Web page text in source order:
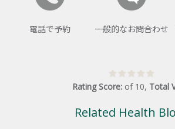
電話で予約 一般的なお問合わせ
Rating Score: of 10, Total
Related Health